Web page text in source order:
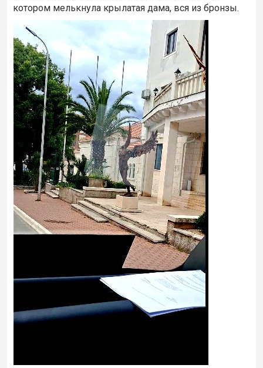
котором мелькнула крылатая дама, вся из бронзы.